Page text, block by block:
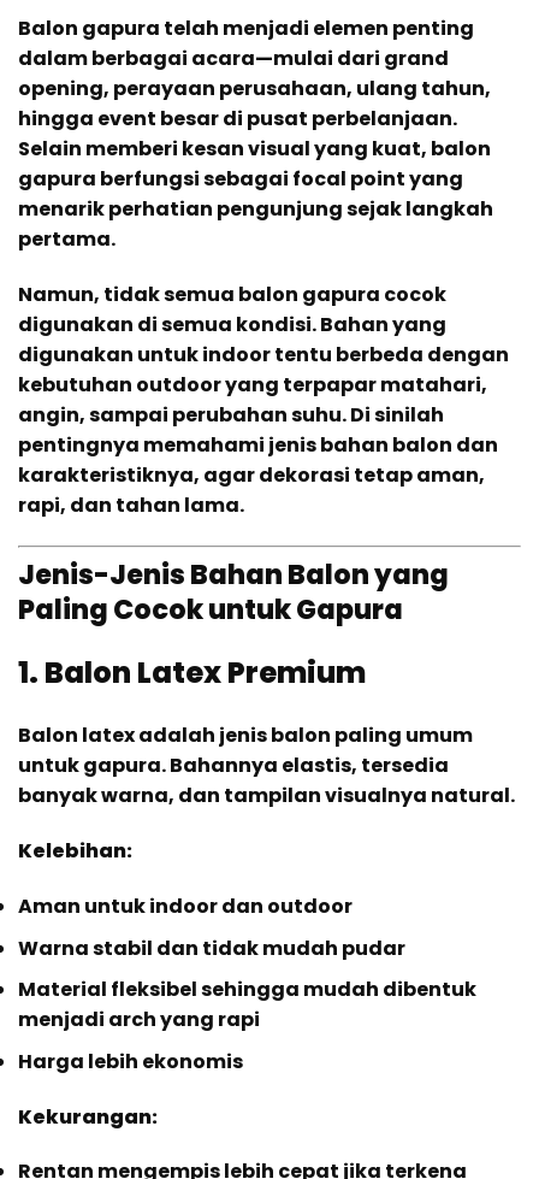
Balon gapura telah menjadi elemen penting
dalam berbagai acara—mulai dari grand
opening, perayaan perusahaan, ulang tahun,
hingga event besar di pusat perbelanjaan.
Selain memberi kesan visual yang kuat, balon
gapura berfungsi sebagai focal point yang
menarik perhatian pengunjung sejak langkah
pertama.
Namun, tidak semua balon gapura cocok
digunakan di semua kondisi. Bahan yang
digunakan untuk indoor tentu berbeda dengan
kebutuhan outdoor yang terpapar matahari,
angin, sampai perubahan suhu. Di sinilah
pentingnya memahami jenis bahan balon dan
karakteristiknya, agar dekorasi tetap aman,
rapi, dan tahan lama.
Jenis-Jenis Bahan Balon yang
Paling Cocok untuk Gapura
1. Balon Latex Premium
Balon latex adalah jenis balon paling umum
untuk gapura. Bahannya elastis, tersedia
banyak warna, dan tampilan visualnya natural.
Kelebihan:
Aman untuk indoor dan outdoor
Warna stabil dan tidak mudah pudar
Material fleksibel sehingga mudah dibentuk
menjadi arch yang rapi
Harga lebih ekonomis
Kekurangan:
Rentan mengempis lebih cepat jika terkena